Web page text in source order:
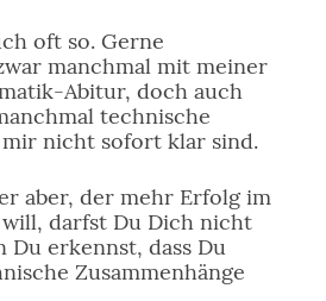
oft so. Gerne
manchmal mit meiner
Abitur, doch auch
technische
nicht sofort klar sind.
aber, der mehr Erfolg im
darfst Du Dich nicht
Du erkennst, dass Du
Zusammenhänge